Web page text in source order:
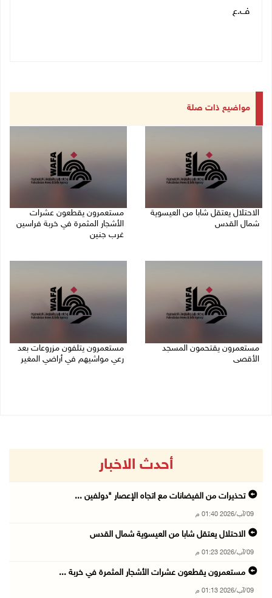
ف.ع
مواضيع ذات صلة
الاحتلال يعتقل شابا من العيسوية
شمال القدس
مستعمرون يقطعون عشرات
الأشجار المثمرة في خربة فراسين
غرب جنين
مستعمرون يقتحمون المسجد
الأقصى
مستعمرون يتلفون مزروعات بعد
رعي مواشيهم في أراضي المغير
أحدث الاخبار
تحذيرات من الفيضانات مع اتجاه الإعصار "دولفين ...
09/آب/2026 01:40 م
الاحتلال يعتقل شابا من العيسوية شمال القدس
09/آب/2026 01:23 م
مستعمرون يقطعون عشرات الأشجار المثمرة في خربة ...
09/آب/2026 01:13 م